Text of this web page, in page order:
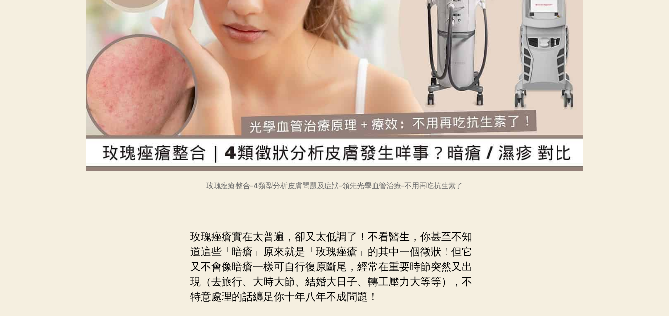
玫瑰痤瘡整合-4類型分析皮膚問題及症狀-領先光學血管治療-不用再吃抗生素了
玫瑰痤瘡實在太普遍，卻又太低調了！不看醫生，你甚至不知
道這些「暗瘡」原來就是「玫瑰痤瘡」的其中一個徵狀！但它
又不會像暗瘡一樣可自行復原斷尾，經常在重要時節突然又出
現（去旅行、大時大節、結婚大日子、轉工壓力大等等），不
特意處理的話纏足你十年八年不成問題！